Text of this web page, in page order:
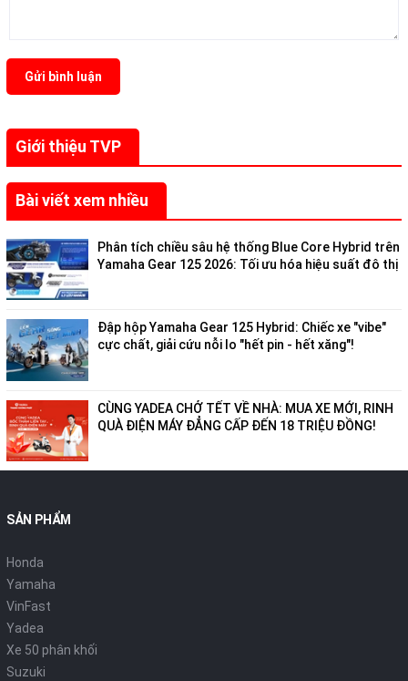
Giới thiệu TVP
Bài viết xem nhiều
Phân tích chiều sâu hệ thống Blue Core Hybrid trên
Yamaha Gear 125 2026: Tối ưu hóa hiệu suất đô thị
Đập hộp Yamaha Gear 125 Hybrid: Chiếc xe "vibe"
cực chất, giải cứu nỗi lo "hết pin - hết xăng"!
CÙNG YADEA CHỞ TẾT VỀ NHÀ: MUA XE MỚI, RINH
QUÀ ĐIỆN MÁY ĐẲNG CẤP ĐẾN 18 TRIỆU ĐỒNG!
Gửi bình luận
SẢN PHẨM
Honda
Yamaha
VinFast
Yadea
Xe 50 phân khối
Suzuki